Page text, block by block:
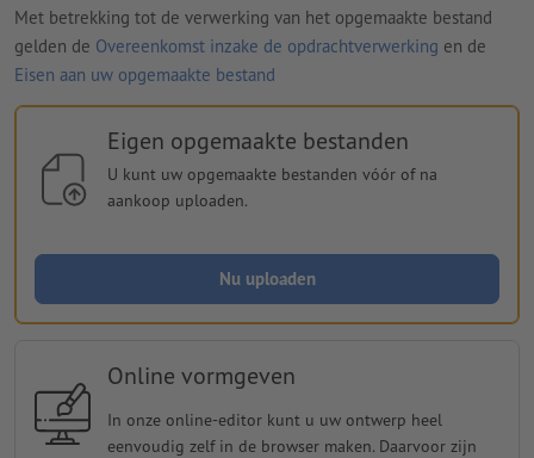
Met betrekking tot de verwerking van het opgemaakte bestand
gelden de Overeenkomst inzake de opdrachtverwerking en de
Eisen aan uw opgemaakte bestand
Eigen opgemaakte bestanden
U kunt uw opgemaakte bestanden vóór of na
aankoop uploaden.
Nu uploaden
Online vormgeven
In onze online-editor kunt u uw ontwerp heel
eenvoudig zelf in de browser maken. Daarvoor zijn